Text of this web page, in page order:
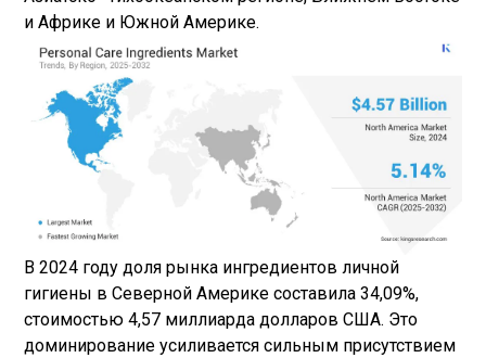
и Африке и Южной Америке.
В 2024 году доля рынка ингредиентов личной
гигиены в Северной Америке составила 34,09%,
стоимостью 4,57 миллиарда долларов США. Это
доминирование усиливается сильным присутствием